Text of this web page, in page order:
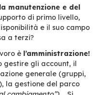
parte dei costi
operativo.
delle
di spazio di
dovrà scegliere tra
Molte piccole
– dove il server